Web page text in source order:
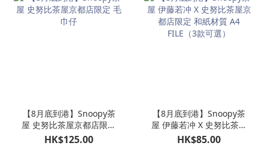
【8月底到港】Snoopy茶
屋 史努比茶屋京都店限定
毛巾仔
HK$125.00
【8月底到港】Snoopy茶
屋 伊藤若冲 X 史努比茶屋
京都店限定 和紙材質 A4
HK$85.00